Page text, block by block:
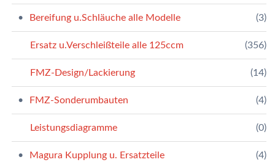
Bereifung u.Schläuche alle Modelle (3)
Ersatz u.Verschleißteile alle 125ccm (356)
FMZ-Design/Lackierung (14)
FMZ-Sonderumbauten (4)
Leistungsdiagramme (0)
Magura Kupplung u. Ersatzteile (4)